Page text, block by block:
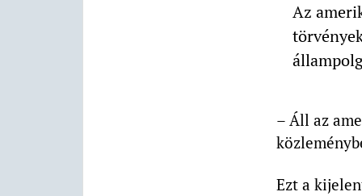
Az
– Áll az
Ezt a